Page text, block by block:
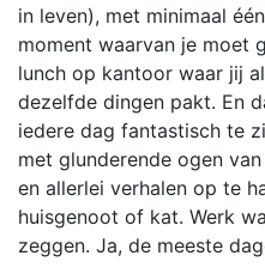
in leven), met minimaal
moment waarvan je moet
lunch op kantoor waar jij
dezelfde dingen pakt. En
iedere dag fantastisch te
met glunderende ogen
en allerlei verhalen op te
huisgenoot of kat. Werk
zeggen. Ja, de meeste